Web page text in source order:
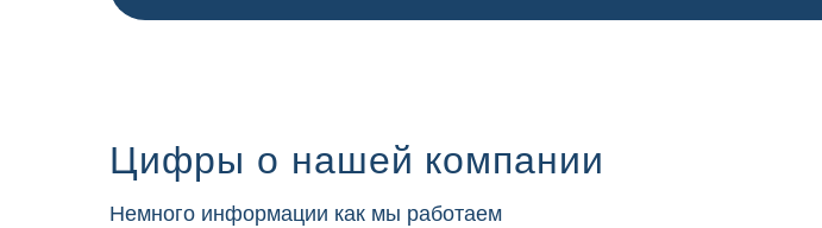
Цифры о нашей компании
Немного информации как мы работаем